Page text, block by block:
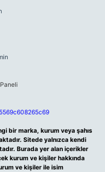
bir marka, kurum veya şahıs
Sitede yalnızca kendi
Burada yer alan içerikler
kurum ve kişiler hakkında
ve kişiler ile isim